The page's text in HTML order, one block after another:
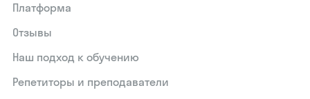
Платформа
Отзывы
Наш подход к обучению
Репетиторы и преподаватели